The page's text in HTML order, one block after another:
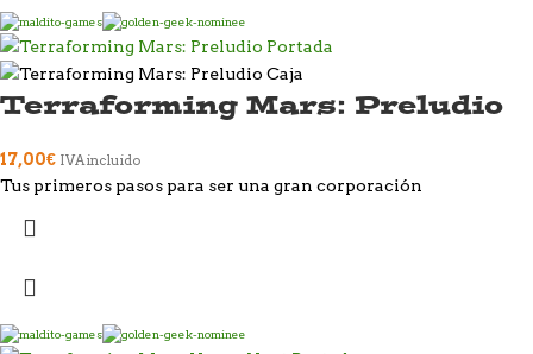
Terraforming Mars: Preludio
17,00€ IVA incluido
Tus primeros pasos para ser una gran corporación